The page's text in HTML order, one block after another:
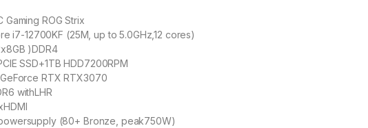
Gaming ROG Strix
i7-12700KF (25M, up to 5.0GHz,12 cores)
)DDR4
SSD+1TB HDD7200RPM
GeForce RTX RTX3070
withLHR
(80+ Bronze, peak750W)